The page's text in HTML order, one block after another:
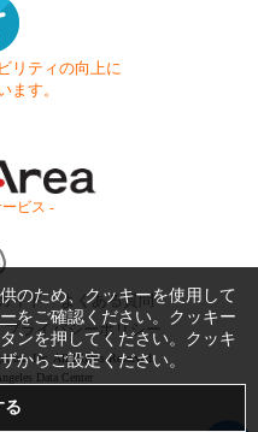
リティの向上に
ます。
ビス -
イド
よくある質問
プライバシーポリシー
Inc. All Rights Reserved.
Data Center
のため、クッキーを使用して
をご確認ください。クッキー
ンを押してください。クッキ
からご設定ください。